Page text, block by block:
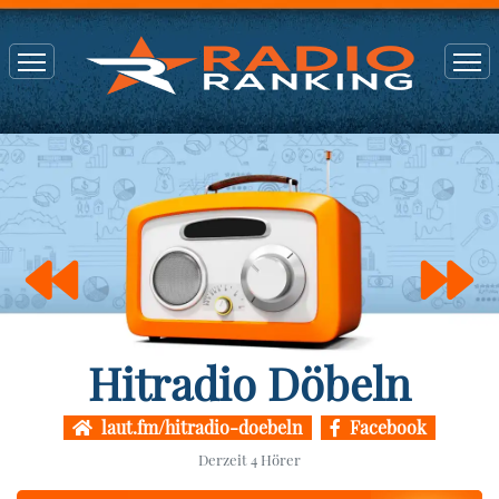
Hitradio Döbeln
laut.fm/hitradio-doebeln Facebook
Derzeit4 Hörer